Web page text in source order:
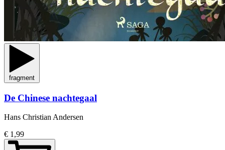
fragment
De Chinese nachtegaal
Hans Christian Andersen
€ 1,99